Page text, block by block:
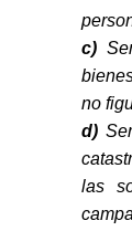
c)
no
d)
las